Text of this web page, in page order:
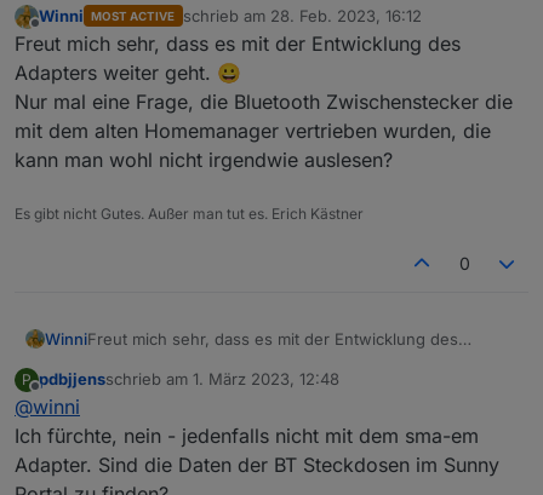
Systemübersicht im WR bei eingeschalteten
Adapter
es werden in der Systemübersicht des WRs
Offline
Winni MOST ACTIVE schrieb am 28. Feb. 2023, 16:12
zuletzt editiert von
Freut mich sehr, dass es mit der Entwicklung des
Adapters weiter geht. 😀
Nur mal eine Frage, die Bluetooth Zwischenstecker die
mit dem alten Homemanager vertrieben wurden, die
kann man wohl nicht irgendwie auslesen?
Es gibt nicht Gutes. Außer man tut es. Erich Kästner
0
WinniFreut mich sehr, dass es mit der Entwicklung des
Nur mal eine Frage, die Bluetooth Zwischenstecker die
kann man wohl nicht irgendwie auslesen?
P
Offline
pdbjjensschrieb am 1. März 2023, 12:48
zuletzt editiert von
@winni
Ich fürchte, nein - jedenfalls nicht mit dem sma-em
Adapter. Sind die Daten der BT Steckdosen im Sunny